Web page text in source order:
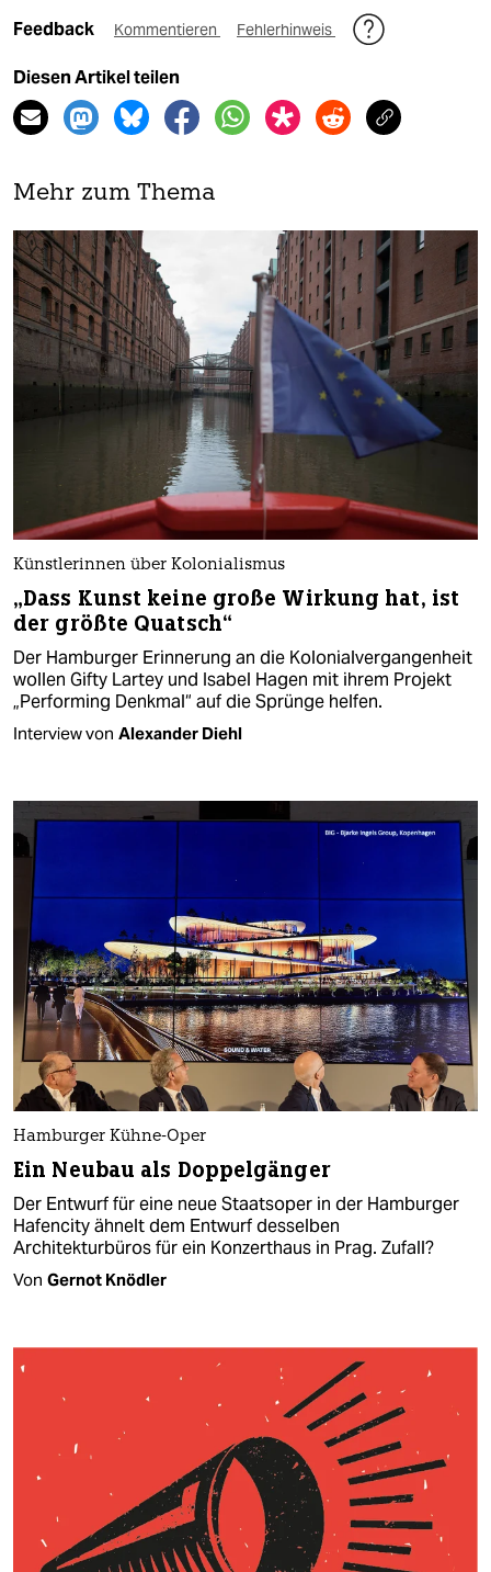
Feedback Kommentieren Fehlerhinweis
Diesen Artikel teilen
Mehr zum Thema
Künstlerinnen über Kolonialismus
„Dass Kunst keine große Wirkung hat, ist
der größte Quatsch“
Der Hamburger Erinnerung an die Kolonialvergangenheit
wollen Gifty Lartey und Isabel Hagen mit ihrem Projekt
„Performing Denkmal“ auf die Sprünge helfen.
Interview von Alexander Diehl
Hamburger Kühne-Oper
Ein Neubau als Doppelgänger
Der Entwurf für eine neue Staatsoper in der Hamburger
Hafencity ähnelt dem Entwurf desselben
Architekturbüros für ein Konzerthaus in Prag. Zufall?
Von Gernot Knödler